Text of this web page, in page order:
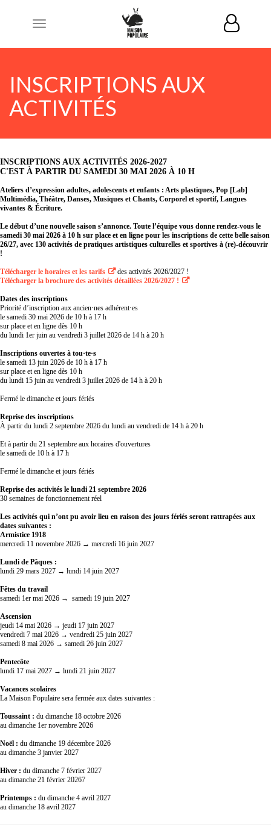
Toggle
INSCRIPTIONS AUX
ACTIVITÉS
INSCRIPTIONS AUX ACTIVITÉS 2026-2027
C'EST À PARTIR DU SAMEDI 30 MAI 2026 À 10 H
Ateliers d’expression adultes, adolescents et enfants : Arts plastiques, Pop [Lab]
Multimédia, Théâtre, Danses, Musiques et Chants, Corporel et sportif, Langues
vivantes & Écriture.
Le début d’une nouvelle saison s’annonce. Toute l’équipe vous donne rendez-vous le
samedi 30 mai 2026 à 10 h sur place et en ligne pour les inscriptions de cette belle saison
26/27, avec 130 activités de pratiques artistiques culturelles et sportives à (re)-découvrir
!
Télécharger le horaires et les tarifs
des activités 2026/2027 !
Télécharger la brochure des activités détaillées 2026/2027 !
Dates des inscriptions
Priorité d’inscription aux ancien·nes adhérent·es
le samedi 30 mai 2026 de 10 h à 17 h
sur place et en ligne dès 10 h
du lundi 1er juin au vendredi 3 juillet 2026 de 14 h à 20 h
Inscriptions ouvertes à tou·te·s
le samedi 13 juin 2026 de 10 h à 17 h
sur place et en ligne dès 10 h
du lundi 15 juin au vendredi 3 juillet 2026 de 14 h à 20 h
Fermé le dimanche et jours fériés
Reprise des inscriptions
À partir du lundi 2 septembre 2026 du lundi au vendredi de 14 h à 20 h
Et à partir du 21 septembre aux horaires d'ouvertures
le samedi de 10 h à 17 h
Fermé le dimanche et jours fériés
Reprise des activités le lundi 21 septembre 2026
30 semaines de fonctionnement réel
Les activités qui n’ont pu avoir lieu en raison des jours fériés seront rattrapées aux
dates suivantes :
Armistice 1918
mercredi 11 novembre 2026 → mercredi 16 juin 2027
Lundi de Pâques :
lundi 29 mars 2027 → lundi 14 juin 2027
Fêtes du travail
samedi 1er mai 2026 → samedi 19 juin 2027
Ascension
jeudi 14 mai 2026 → jeudi 17 juin 2027
vendredi 7 mai 2026 → vendredi 25 juin 2027
samedi 8 mai 2026 → samedi 26 juin 2027
Pentecôte
lundi 17 mai 2027 → lundi 21 juin 2027
Vacances scolaires
La Maison Populaire sera fermée aux dates suivantes :
Toussaint : du dimanche 18 octobre 2026
au dimanche 1er novembre 2026
Noël : du dimanche 19 décembre 2026
au dimanche 3 janvier 2027
Hiver : du dimanche 7 février 2027
au dimanche 21 février 20267
Printemps : du dimanche 4 avril 2027
au dimanche 18 avril 2027